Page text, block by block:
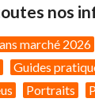
nos
marché 2026
Guides
Portraits